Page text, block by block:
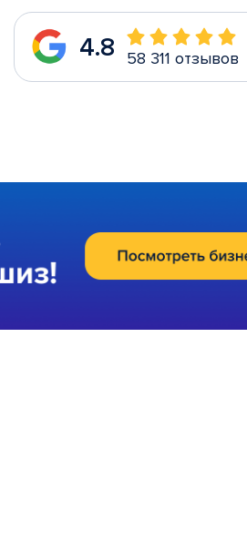
4.8 58 311 отзывов